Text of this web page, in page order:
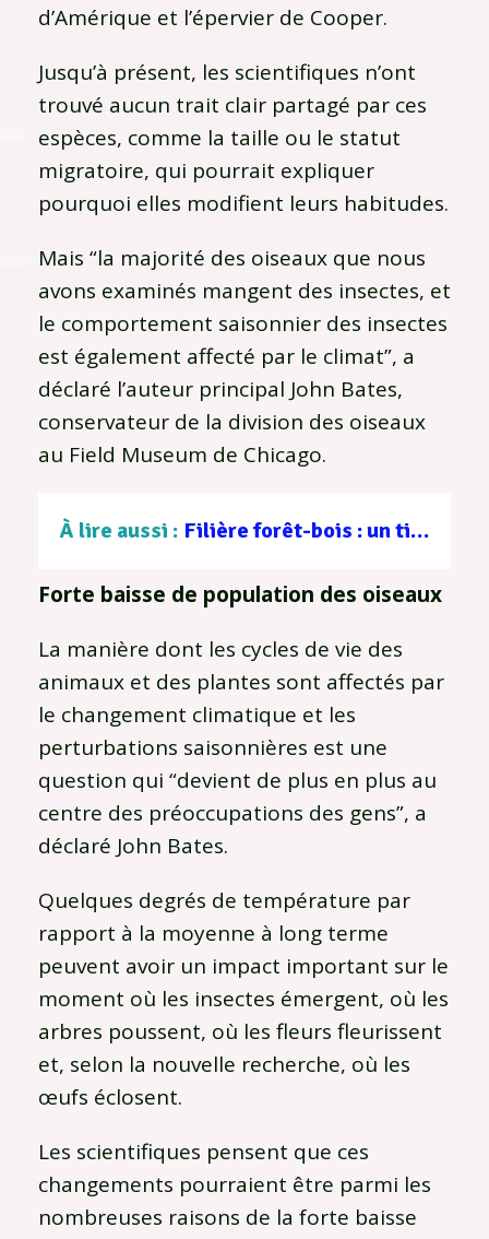
d’Amérique et l’épervier de Cooper.
Jusqu’à présent, les scientifiques n’ont
trouvé aucun trait clair partagé par ces
espèces, comme la taille ou le statut
migratoire, qui pourrait expliquer
pourquoi elles modifient leurs habitudes.
Mais “la majorité des oiseaux que nous
avons examinés mangent des insectes, et
le comportement saisonnier des insectes
est également affecté par le climat”, a
déclaré l’auteur principal John Bates,
conservateur de la division des oiseaux
au Field Museum de Chicago.
À lire aussi : Filière forêt-bois : un tissu d’entreprises au service d’une gestion durable
Forte baisse de population des oiseaux
La manière dont les cycles de vie des
animaux et des plantes sont affectés par
le changement climatique et les
perturbations saisonnières est une
question qui “devient de plus en plus au
centre des préoccupations des gens”, a
déclaré John Bates.
Quelques degrés de température par
rapport à la moyenne à long terme
peuvent avoir un impact important sur le
moment où les insectes émergent, où les
arbres poussent, où les fleurs fleurissent
et, selon la nouvelle recherche, où les
œufs éclosent.
Les scientifiques pensent que ces
changements pourraient être parmi les
nombreuses raisons de la forte baisse